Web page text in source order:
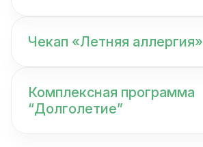
Чекап «Летняя аллергия»
Комплексная программа
“Долголетие”